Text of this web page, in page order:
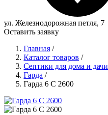
ул. Железнодорожная петля, 7
Оставить заявку
Главная /
Каталог товаров /
Септики для дома и дачи
Гарда /
Гарда 6 С 2600